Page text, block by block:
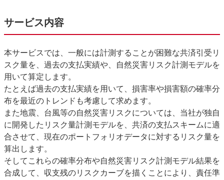
サービス内容
本サービスでは、一般には計測することが困難な共済引受リ
スク量を、過去の支払実績や、自然災害リスク計測モデルを
用いて算定します。
たとえば過去の支払実績を用いて、損害率や損害額の確率分
布を最近のトレンドも考慮して求めます。
また地震、台風等の自然災害リスクについては、当社が独自
に開発したリスク量計測モデルを、共済の支払スキームに適
合させて、現在のポートフォリオデータに対するリスク量を
算出します。
そしてこれらの確率分布や自然災害リスク計測モデル結果を
合成して、収支残のリスクカーブを描くことにより、責任準